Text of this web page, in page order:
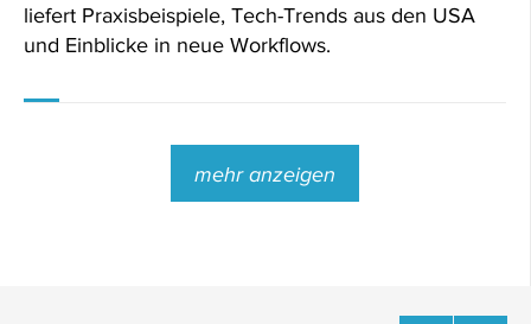
liefert Praxisbeispiele, Tech-Trends aus den USA
und Einblicke in neue Workflows.
mehr anzeigen